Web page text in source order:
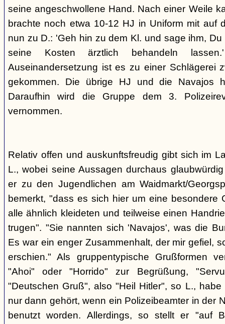
seine angeschwollene Hand. Nach einer Weile
brachte noch etwa 10-12 HJ in Uniform mit auf
nun zu D.: 'Geh hin zu dem Kl. und sage ihm,
seine Kosten ärztlich behandeln
Auseinandersetzung ist es zu einer Schlägerei
gekommen. Die übrige HJ und die Navajos
Daraufhin wird die Gruppe dem 3.
vernommen.
Relativ offen und auskunftsfreudig gibt sich im
L., wobei seine Aussagen durchaus
er zu den Jugendlichen am Waidmarkt/
bemerkt, "dass es sich hier um eine besondere
alle ähnlich kleideten und teilweise einen
trugen". "Sie nannten sich 'Navajos', was die
Es war ein enger Zusammenhalt, der mir gefiel,
erschien." Als gruppentypische Grußformen
"Ahoi" oder "Horrido" zur Begrüßung,
"Deutschen Gruß", also "Heil Hitler", so L.,
nur dann gehört, wenn ein Polizeibeamter in der
benutzt worden. Allerdings, so stellt er "auf